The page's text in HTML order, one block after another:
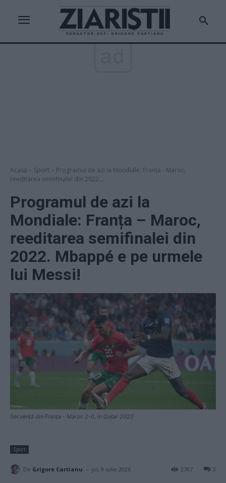
Acasă Sport
Programul de azi la Mondiale: Franța - Maroc,
reeditarea semifinalei din 2022....
Programul de azi la
Mondiale: Franța – Maroc,
reeditarea semifinalei din
2022. Mbappé e pe urmele
lui Messi!
Secvență din Franța - Maroc 2-0, în Qatar 2022
Sport
De Grigore Cartianu - joi, 9 iulie 2026 3
2707